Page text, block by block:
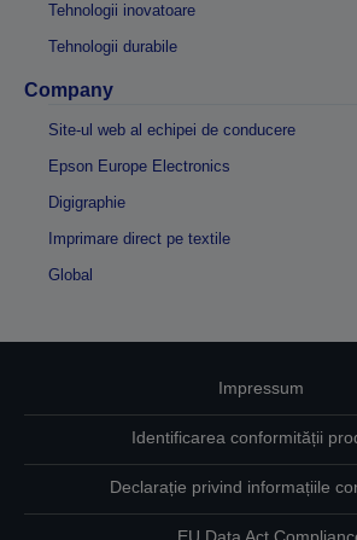
Tehnologii inovatoare
Tehnologii durabile
Company
Site-ul web al echipei de conducere
Epson Europe Electronics
Digigraphie
Imprimare direct pe textile
Global
Impressum
Identificarea conformității
Declarație privind informațiile